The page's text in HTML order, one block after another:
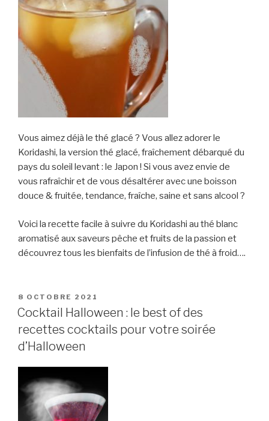
Vous aimez déjà le thé glacé ? Vous allez adorer le
Koridashi, la version thé glacé, fraîchement débarqué du
pays du soleil levant : le Japon ! Si vous avez envie de
vous rafraîchir et de vous désaltérer avec une boisson
douce & fruitée, tendance, fraîche, saine et sans alcool ?
Voici la recette facile à suivre du Koridashi au thé blanc
aromatisé aux saveurs pêche et fruits de la passion et
découvrez tous les bienfaits de l’infusion de thé à froid….
PUBLIÉ
LE
8 OCTOBRE 2021
Cocktail Halloween : le best of des
recettes cocktails pour votre soirée
d’Halloween